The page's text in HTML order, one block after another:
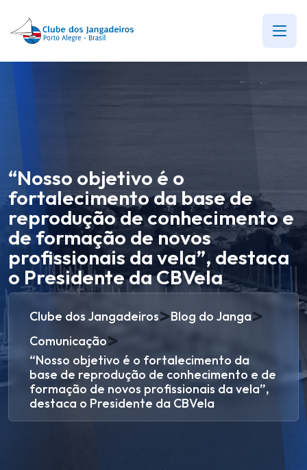
“Nosso objetivo é o
fortalecimento da base de
reprodução de conhecimento e
de formação de novos
profissionais da vela”, destaca
o Presidente da CBVela
Clube dos Jangadeiros>Blog do Janga>
Comunicação>
“Nosso objetivo é o fortalecimento da
base de reprodução de conhecimento e de
formação de novos profissionais da vela”,
destaca o Presidente da CBVela